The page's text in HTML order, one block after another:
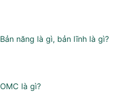
Bản năng là gì, bản lĩnh là gì?
OMC là gì?